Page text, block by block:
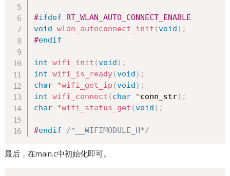
#ifdef
RT_WLAN_AUTO_CONNECT_ENABLE
void wlan_autoconnect_init (void ) ;
#endif
int wifi_init (void ) ;
int wifi_is_ready(void ) ;
char *wifi_get_ip (void ) ;
int wifi_connect ( char *conn_str) ;
char *wifi_status_get (void ) ;
#endif /*__WIFIMODULE_H*/
最后，在main.c中初始化即可。